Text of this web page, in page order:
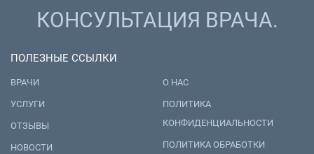
КОНСУЛЬТАЦИЯ ВРАЧА.
ПОЛЕЗНЫЕ ССЫЛКИ
ВРАЧИ
УСЛУГИ
ОТЗЫВЫ
НОВОСТИ
О НАС
ПОЛИТИКА
КОНФИДЕНЦИАЛЬНОСТИ
ПОЛИТИКА ОБРАБОТКИ